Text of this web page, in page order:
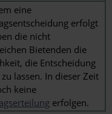
eine
erfolgt
die nicht
Bietenden die
die Entscheidung
lassen. In dieser Zeit
keine
erfolgen.